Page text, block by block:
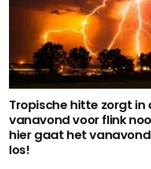
Tropische hitte zorgt in
vanavond voor flink
hier gaat het
los!